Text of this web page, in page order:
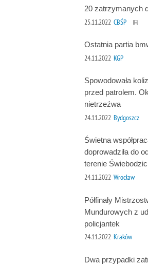
20 zatrzymanych
25.11.2022 CBŚP
Ostatnia partia
24.11.2022 KGP
Spowodowała
przed patrolem.
nietrzeźwa
24.11.2022 Bydgoszcz
Świetna
doprowadziła do
terenie Świebodzic
24.11.2022 Wrocław
Półfinały
Mundurowych z
policjantek
24.11.2022 Kraków
Dwa przypadki